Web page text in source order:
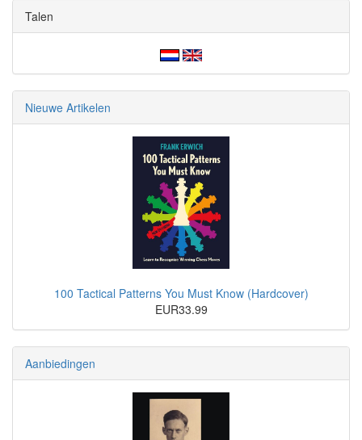
Talen
Nieuwe Artikelen
100 Tactical Patterns You Must Know (Hardcover)
EUR33.99
Aanbiedingen